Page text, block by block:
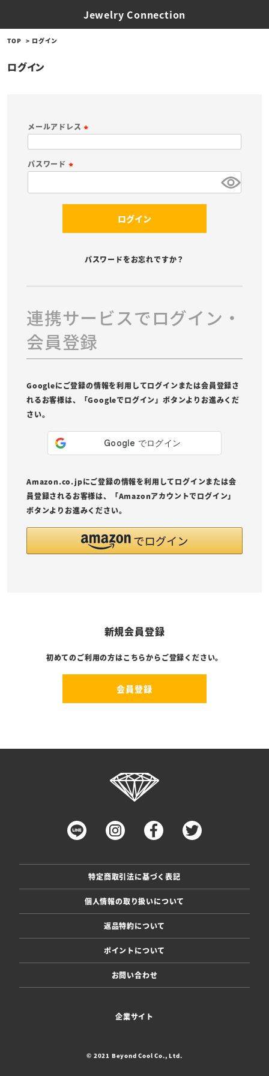
Jewelry Connection
TOP ログイン
ログイン
メールアドレス
須
パスワード
ログイン
パスワードをお忘れですか？
連携サービスでログイン・
会員登録
Googleにご登録の情報を利用してログインまたは会員登録さ
れるお客様は、「Googleでログイン」ボタンよりお進みくだ
さい。
Amazon.co.jpにご登録の情報を利用してログインまたは会
員登録されるお客様は、「Amazonアカウントでログイン」
ボタンよりお進みください。
新規会員登録
初めてのご利用の方はこちらからご登録ください。
会員登録
特定商取引法に基づく表記
個人情報の取り扱いについて
返品特約について
ポイントについて
お問い合わせ
企業サイト
© 2021 Beyond Cool Co., Ltd.